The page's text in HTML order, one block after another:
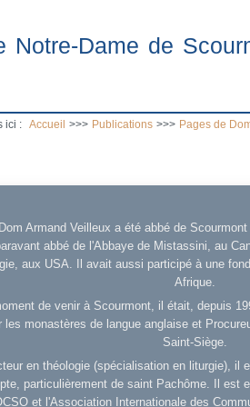
Notre-Dame de
ici : Accueil >>> Publications >>> Pages de
Dom Armand Veilleux a été abbé de
abbé de l'Abbaye de Mistassini, au
aux USA. Il avait aussi participé à une
Afrique.
de venir à Scourmont, il était, depuis
les monastères de langue anglaise et
Saint-Siège.
en théologie (spécialisation en liturgie), il
particulièrement de saint Pachôme. Il est
et l'Association Internationale des